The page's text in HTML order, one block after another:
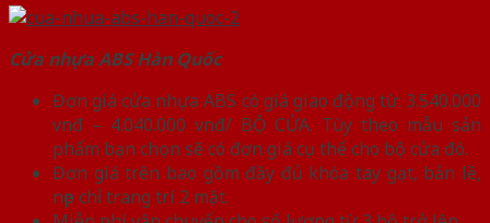
Cửa nhựa ABS Hàn Quốc
Đơn giá cửa nhựa ABS có giá giao động từ: 3.540.000
vnđ – 4.040.000 vnđ/ BỘ CỬA. Tùy theo mẫu sản
phẩm bạn chọn sẽ có đơn giá cụ thể cho bộ cửa đó.
Đơn giá trên bao gồm đầy đủ khóa tay gạt, bản lề,
nẹp chỉ trang trí 2 mặt.